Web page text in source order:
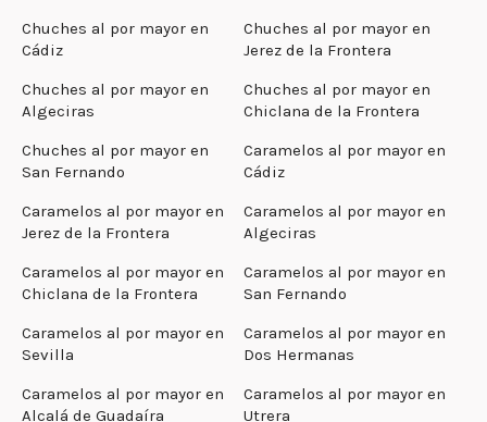
Chuches al por mayor en
Cádiz
Chuches al por mayor en
Jerez de la Frontera
Chuches al por mayor en
Algeciras
Chuches al por mayor en
Chiclana de la Frontera
Chuches al por mayor en
San Fernando
Caramelos al por mayor en
Cádiz
Caramelos al por mayor en
Jerez de la Frontera
Caramelos al por mayor en
Algeciras
Caramelos al por mayor en
Chiclana de la Frontera
Caramelos al por mayor en
San Fernando
Caramelos al por mayor en
Sevilla
Caramelos al por mayor en
Dos Hermanas
Caramelos al por mayor en
Alcalá de Guadaíra
Caramelos al por mayor en
Utrera